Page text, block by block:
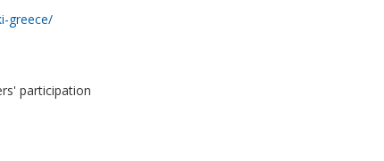
greece/
participation